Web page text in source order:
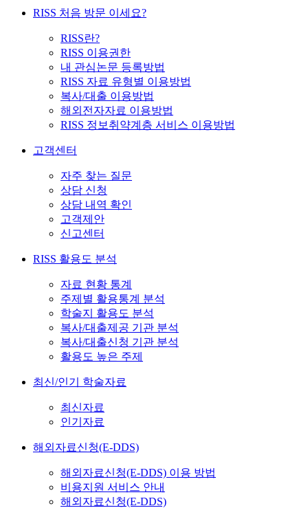
RISS 처음 방문 이세요?
RISS란?
RISS 이용권한
내 관심논문 등록방법
RISS 자료 유형별 이용방법
복사/대출 이용방법
해외전자자료 이용방법
RISS 정보취약계층 서비스 이용방법
고객센터
자주 찾는 질문
상담 신청
상담 내역 확인
고객제안
신고센터
RISS 활용도 분석
자료 현황 통계
주제별 활용통계 분석
학술지 활용도 분석
복사/대출제공 기관 분석
복사/대출신청 기관 분석
활용도 높은 주제
최신/인기 학술자료
최신자료
인기자료
해외자료신청(E-DDS)
해외자료신청(E-DDS) 이용 방법
비용지원 서비스 안내
해외자료신청(E-DDS)